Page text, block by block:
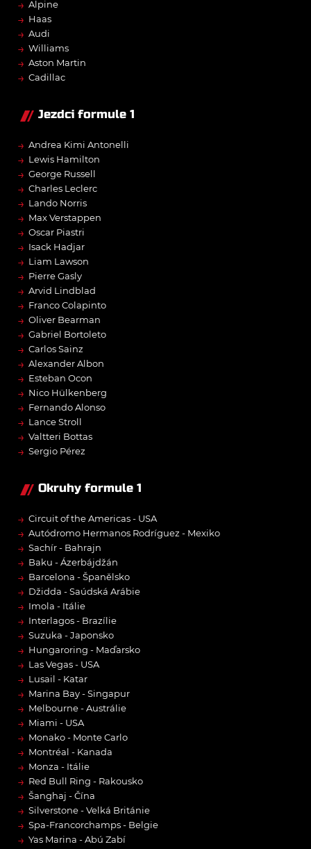
→ Alpine
→ Haas
→ Audi
→ Williams
→ Aston Martin
→ Cadillac
Jezdci formule 1
→ Andrea Kimi Antonelli
→ Lewis Hamilton
→ George Russell
→ Charles Leclerc
→ Lando Norris
→ Max Verstappen
→ Oscar Piastri
→ Isack Hadjar
→ Liam Lawson
→ Pierre Gasly
→ Arvid Lindblad
→ Franco Colapinto
→ Oliver Bearman
→ Gabriel Bortoleto
→ Carlos Sainz
→ Alexander Albon
→ Esteban Ocon
→ Nico Hülkenberg
→ Fernando Alonso
→ Lance Stroll
→ Valtteri Bottas
→ Sergio Pérez
Okruhy formule 1
→ Circuit of the Americas - USA
→ Autódromo Hermanos Rodríguez - Mexiko
→ Sachír - Bahrajn
→ Baku - Ázerbájdžán
→ Barcelona - Španělsko
→ Džidda - Saúdská Arábie
→ Imola - Itálie
→ Interlagos - Brazílie
→ Suzuka - Japonsko
→ Hungaroring - Maďarsko
→ Las Vegas - USA
→ Lusail - Katar
→ Marina Bay - Singapur
→ Melbourne - Austrálie
→ Miami - USA
→ Monako - Monte Carlo
→ Montréal - Kanada
→ Monza - Itálie
→ Red Bull Ring - Rakousko
→ Šanghaj - Čína
→ Silverstone - Velká Británie
→ Spa-Francorchamps - Belgie
→ Yas Marina - Abú Zabí